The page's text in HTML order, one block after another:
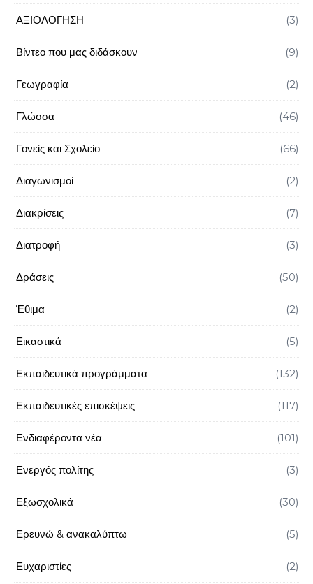
ΑΞΙΟΛΟΓΗΣΗ (3)
Βίντεο που μας διδάσκουν (9)
Γεωγραφία (2)
Γλώσσα (46)
Γονείς και Σχολείο (66)
Διαγωνισμοί (2)
Διακρίσεις (7)
Διατροφή (3)
Δράσεις (50)
Έθιμα (2)
Εικαστικά (5)
Εκπαιδευτικά προγράμματα (132)
Εκπαιδευτικές επισκέψεις (117)
Ενδιαφέροντα νέα (101)
Ενεργός πολίτης (3)
Εξωσχολικά (30)
Ερευνώ & ανακαλύπτω (5)
Ευχαριστίες (2)